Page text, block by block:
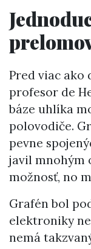
Pred viac ako
profesor de
báze uhlíka
polovodiče.
pevne
javil mnohým
možnosť, no
Grafén bol
elektroniky
nemá